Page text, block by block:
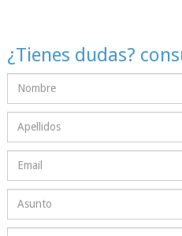
¿Tienes dudas?